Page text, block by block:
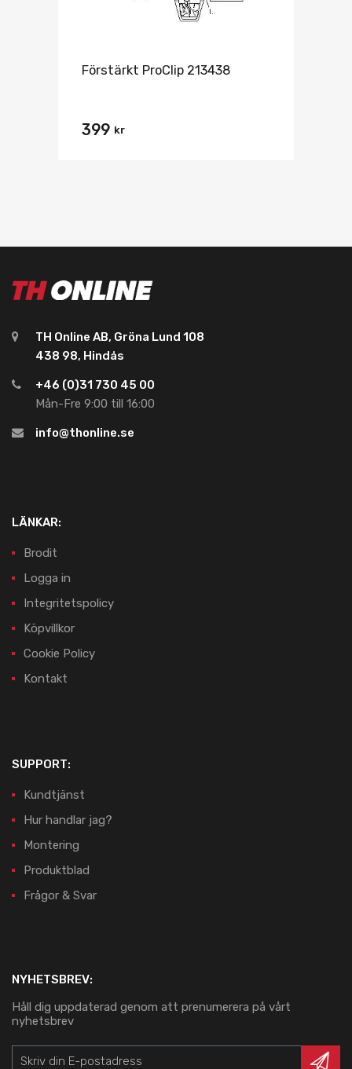
Förstärkt ProClip 213438
399 kr
TH Online AB, Gröna Lund 108
438 98, Hindås
+46 (0)31 730 45 00
Mån-Fre 9:00 till 16:00
info@thonline.se
LÄNKAR:
Brodit
Logga in
Integritetspolicy
Köpvillkor
Cookie Policy
Kontakt
SUPPORT:
Kundtjänst
Hur handlar jag?
Montering
Produktblad
Frågor & Svar
NYHETSBREV:
Håll dig uppdaterad genom att prenumerera på vårt
nyhetsbrev